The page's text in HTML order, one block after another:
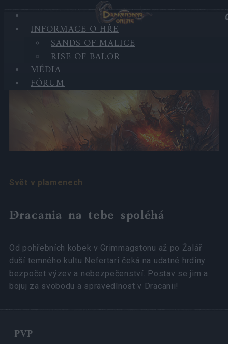
INFORMACE O HŘE
SANDS OF MALICE
RISE OF BALOR
MÉDIA
FÓRUM
INFORMACE O HŘE
Svět
Svět v plamenech
Dracania na tebe spoléhá
Od pohřebních kobek v Grimmagstonu až po Žalář
duší temného kultu Nefertari čeká na udatné hrdiny
bezpočet výzev a nebezpečenství. Postav se jim a
bojuj za svobodu a spravedlnost v Dracanii!
PVP